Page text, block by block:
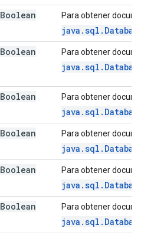
Boolean Para obtener
Boolean Para obtener
Boolean Para obtener
Boolean Para obtener
Boolean Para obtener
Boolean Para obtener